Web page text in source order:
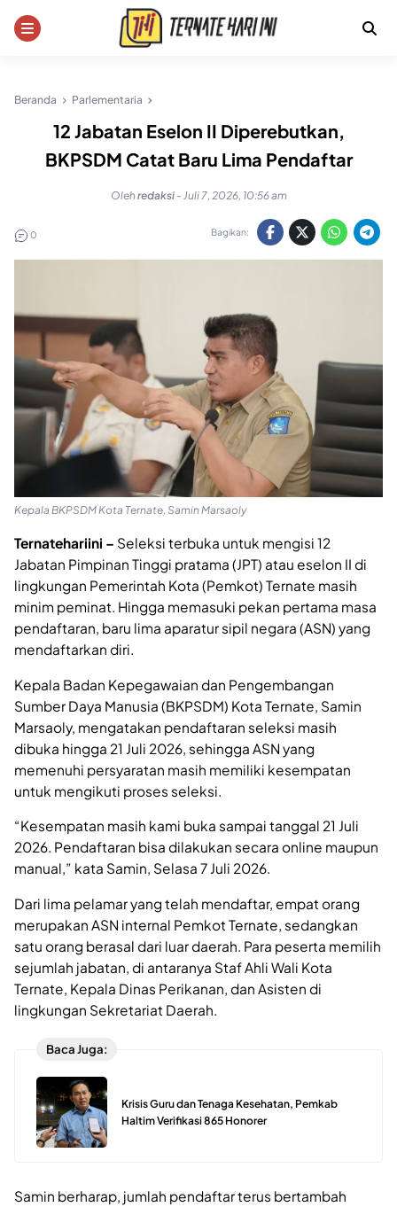
Beranda Parlementaria
12 Jabatan Eselon II Diperebutkan,
BKPSDM Catat Baru Lima Pendaftar
Olehredaksi - Juli 7, 2026, 10:56 am
0 Bagikan:
Kepala BKPSDM Kota Ternate, Samin Marsaoly
Ternatehariini – Seleksi terbuka untuk mengisi 12
Jabatan Pimpinan Tinggi pratama (JPT) atau eselon II di
lingkungan Pemerintah Kota (Pemkot) Ternate masih
minim peminat. Hingga memasuki pekan pertama masa
pendaftaran, baru lima aparatur sipil negara (ASN) yang
mendaftarkan diri.
Kepala Badan Kepegawaian dan Pengembangan
Sumber Daya Manusia (BKPSDM) Kota Ternate, Samin
Marsaoly, mengatakan pendaftaran seleksi masih
dibuka hingga 21 Juli 2026, sehingga ASN yang
memenuhi persyaratan masih memiliki kesempatan
untuk mengikuti proses seleksi.
“Kesempatan masih kami buka sampai tanggal 21 Juli
2026. Pendaftaran bisa dilakukan secara online maupun
manual,” kata Samin, Selasa 7 Juli 2026.
Dari lima pelamar yang telah mendaftar, empat orang
merupakan ASN internal Pemkot Ternate, sedangkan
satu orang berasal dari luar daerah. Para peserta memilih
sejumlah jabatan, di antaranya Staf Ahli Wali Kota
Ternate, Kepala Dinas Perikanan, dan Asisten di
lingkungan Sekretariat Daerah.
Baca Juga:
Krisis Guru dan Tenaga Kesehatan, Pemkab
Haltim Verifikasi 865 Honorer
Samin berharap, jumlah pendaftar terus bertambah